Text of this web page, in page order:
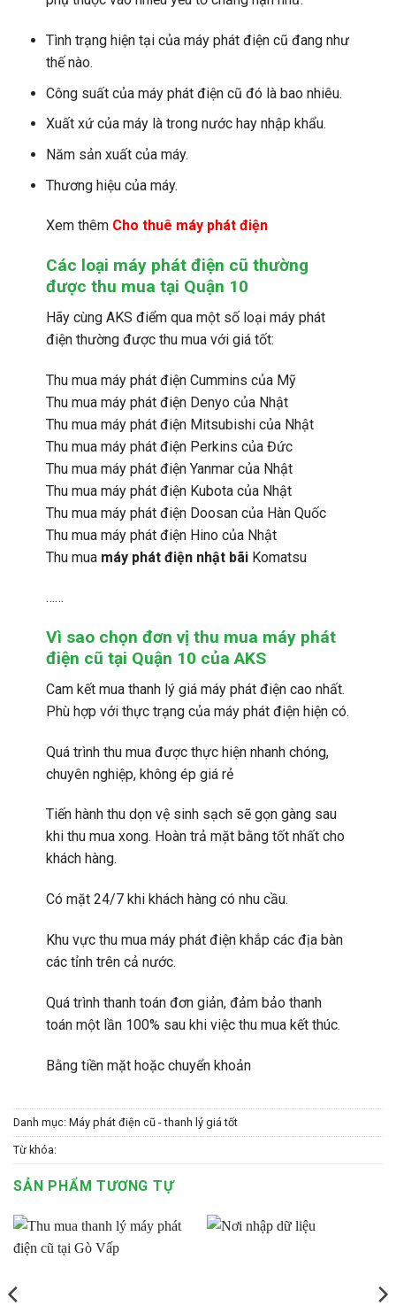
Tình trạng hiện tại của máy phát điện cũ đang như
thế nào.
Công suất của máy phát điện cũ đó là bao nhiêu.
Xuất xứ của máy là trong nước hay nhập khẩu.
Năm sản xuất của máy.
Thương hiệu của máy.
Xem thêm Cho thuê máy phát điện
Các loại máy phát điện cũ thường
được thu mua tại Quận 10
Hãy cùng AKS điểm qua một số loại máy phát
điện thường được thu mua với giá tốt:
Thu mua máy phát điện Cummins của Mỹ
Thu mua máy phát điện Denyo của Nhật
Thu mua máy phát điện Mitsubishi của Nhật
Thu mua máy phát điện Perkins của Đức
Thu mua máy phát điện Yanmar của Nhật
Thu mua máy phát điện Kubota của Nhật
Thu mua máy phát điện Doosan của Hàn Quốc
Thu mua máy phát điện Hino của Nhật
Thu mua máy phát điện nhật bãiKomatsu
……
Vì sao chọn đơn vị thu mua máy phát
điện cũ tại Quận 10 của AKS
Cam kết mua thanh lý giá máy phát điện cao nhất.
Phù hợp với thực trạng của máy phát điện hiện có.
Quá trình thu mua được thực hiện nhanh chóng,
chuyên nghiệp, không ép giá rẻ
Tiến hành thu dọn vệ sinh sạch sẽ gọn gàng sau
khi thu mua xong. Hoàn trả mặt bằng tốt nhất cho
khách hàng.
Có mặt 24/7 khi khách hàng có nhu cầu.
Khu vực thu mua máy phát điện khắp các địa bàn
các tỉnh trên cả nước.
Quá trình thanh toán đơn giản, đảm bảo thanh
toán một lần 100% sau khi việc thu mua kết thúc.
Bằng tiền mặt hoặc chuyển khoản
Danh mục: Máy phát điện cũ - thanh lý giá tốt
Từ khóa:
SẢN PHẨM TƯƠNG TỰ